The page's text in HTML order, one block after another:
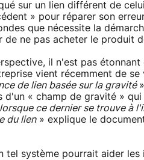
sur un lien différent de
» pour réparer son
que nécessite la
de ne pas acheter le produit
il n'est pas
vient récemment de
de lien basée sur la gravité
d'un « champ de gravité »
ce dernier se trouve à
du lien» explique le
tel système pourrait aider les